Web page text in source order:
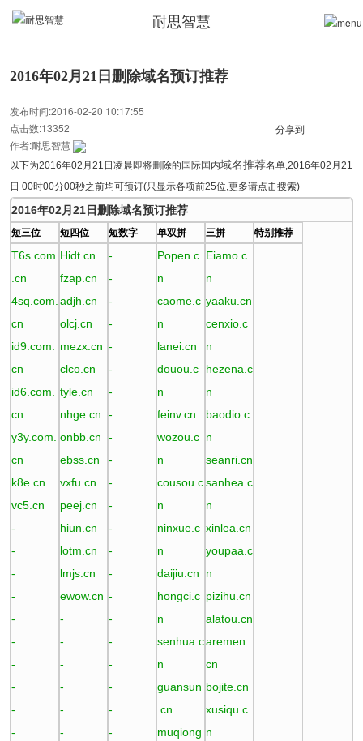
耐思智慧
2016年02月21日删除域名预订推荐
发布时间:2016-02-20 10:17:55
点击数:13352
作者:耐思智慧
分享到
以下为2016年02月21日凌晨即将删除的国际国内域名推荐名单,2016年02月21
日 00时00分00秒之前均可预订(只显示各项前25位,更多请点击搜索)
2016年02月21日删除域名预订推荐
短三位 短四位 短数字 单双拼 三拼 特别推荐
T6s.com
.cn
4sq.com.
cn
id9.com.
cn
id6.com.
cn
y3y.com.
cn
k8e.cn
vc5.cn
-
-
-
-
-
-
-
-
-
-
Hidt.cn
fzap.cn
adjh.cn
olcj.cn
mezx.cn
clco.cn
tyle.cn
nhge.cn
onbb.cn
ebss.cn
vxfu.cn
peej.cn
hiun.cn
lotm.cn
lmjs.cn
ewow.cn
-
-
-
-
-
-
-
-
-
-
-
-
-
-
-
-
-
-
-
-
-
-
-
-
-
-
-
-
Popen.c
n
caome.c
n
lanei.cn
douou.c
n
feinv.cn
wozou.c
n
cousou.c
n
ninxue.c
n
daijiu.cn
hongci.c
n
senhua.c
n
guansun
.cn
muqiong
Eiamo.c
n
yaaku.cn
cenxio.c
n
hezena.c
n
baodio.c
n
seanri.cn
sanhea.c
n
xinlea.cn
youpaa.c
n
pizihu.cn
alatou.cn
aremen.
cn
bojite.cn
xusiqu.c
n